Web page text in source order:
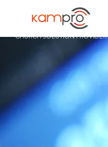
CHURCH SOLUTION PROVIDER